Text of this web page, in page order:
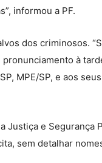
informou a PF.
dos criminosos.
à
MPE/SP, e aos
Justiça e Segurança
sem detalhar